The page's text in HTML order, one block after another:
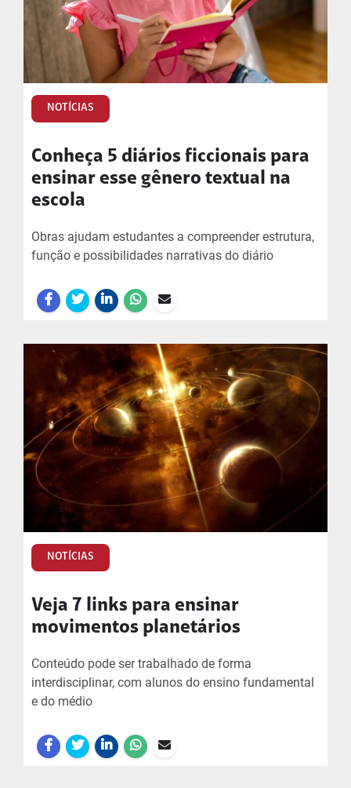
NOTÍCIAS
Conheça 5 diários ficcionais para
ensinar esse gênero textual na
escola
Obras ajudam estudantes a compreender estrutura,
função e possibilidades narrativas do diário
NOTÍCIAS
Veja 7 links para ensinar
movimentos planetários
Conteúdo pode ser trabalhado de forma
interdisciplinar, com alunos do ensino fundamental
e do médio